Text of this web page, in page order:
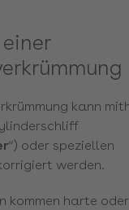
kann
“) oder speziellen
werden.
kommen harte